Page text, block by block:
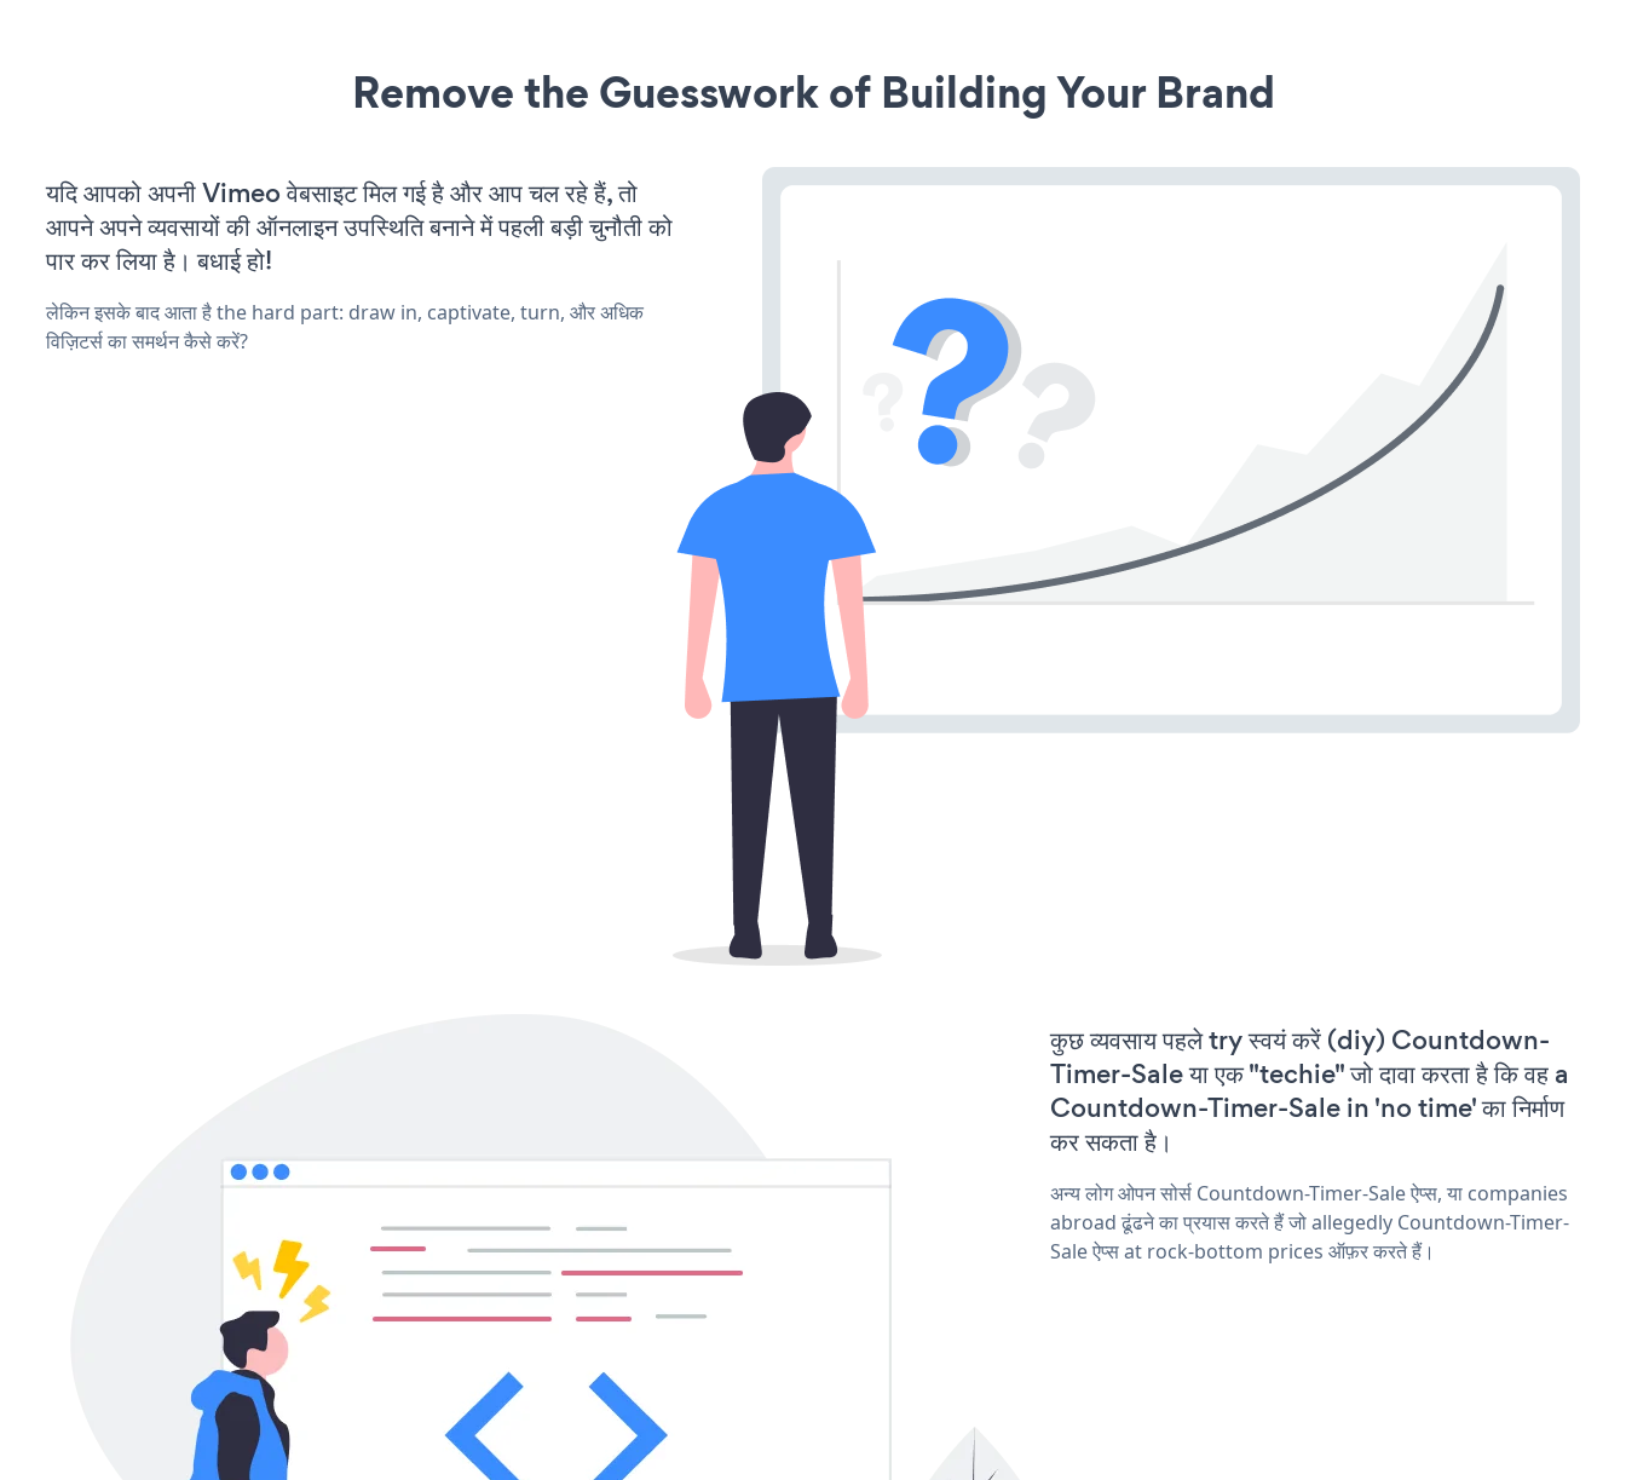
Remove the Guesswork of Building Your Brand
यदि आपको अपनी Vimeo वेबसाइट मिल गई है और आप चल रहे हैं, तो
आपने अपने व्यवसायों की ऑनलाइन उपस्थिति बनाने में पहली बड़ी चुनौती को
पार कर लिया है। बधाई हो!
लेकिन इसके बाद आता है the hard part: draw in, captivate, turn, और अधिक
विज़िटर्स का समर्थन कैसे करें?
कुछ व्यवसाय पहले try स्वयं करें (diy) Countdown-
Timer-Sale या एक "techie" जो दावा करता है कि वह a
Countdown-Timer-Sale in 'no time' का निर्माण
कर सकता है।
अन्य लोग ओपन सोर्स Countdown-Timer-Sale ऐप्स, या companies
abroad ढूंढने का प्रयास करते हैं जो allegedly Countdown-Timer-
Sale ऐप्स at rock-bottom prices ऑफ़र करते हैं।